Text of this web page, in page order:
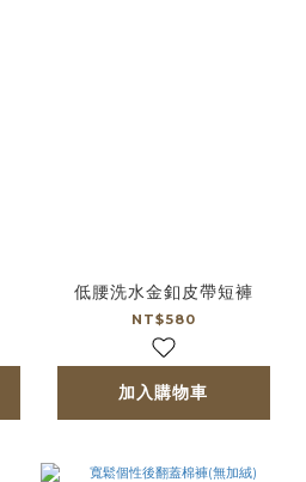
低腰洗水金釦皮帶短褲
NT$580
加入購物車